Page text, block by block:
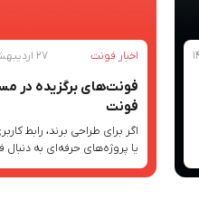
اخبار فونت 27 اردیبهشت , 1405
فونت‌های برگزیده در
فونت
اگر برای طراحی برند، رابط
یا پروژه‌های حرفه‌ای به دنبال
فارسی خاص و معتبر هستید،